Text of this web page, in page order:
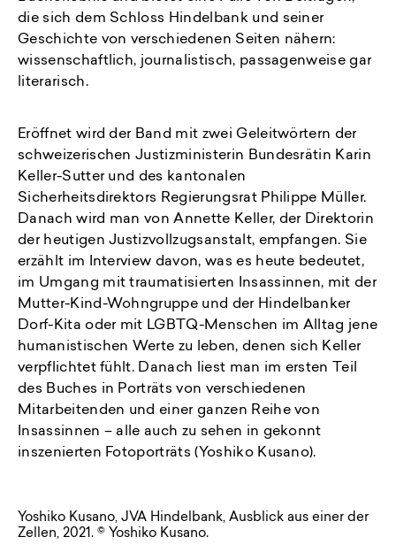
die sich dem Schloss Hindelbank und seiner
Geschichte von verschiedenen Seiten nähern:
wissenschaftlich, journalistisch, passagenweise gar
literarisch.
Eröffnet wird der Band mit zwei Geleitwörtern der
schweizerischen Justizministerin Bundesrätin Karin
Keller-Sutter und des kantonalen
Sicherheitsdirektors Regierungsrat Philippe Müller.
Danach wird man von Annette Keller, der Direktorin
der heutigen Justizvollzugsanstalt, empfangen. Sie
erzählt im Interview davon, was es heute bedeutet,
im Umgang mit traumatisierten Insassinnen, mit der
Mutter-Kind-Wohngruppe und der Hindelbanker
Dorf-Kita oder mit LGBTQ-Menschen im Alltag jene
humanistischen Werte zu leben, denen sich Keller
verpflichtet fühlt. Danach liest man im ersten Teil
des Buches in Porträts von verschiedenen
Mitarbeitenden und einer ganzen Reihe von
Insassinnen – alle auch zu sehen in gekonnt
inszenierten Fotoporträts (Yoshiko Kusano).
Yoshiko Kusano, JVA Hindelbank, Ausblick aus einer der
Zellen, 2021. © Yoshiko Kusano.